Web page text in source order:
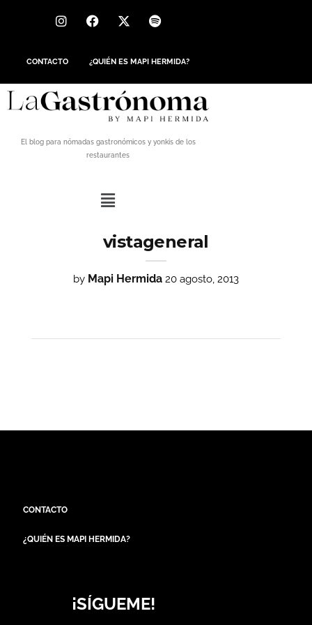
CONTACTO ¿QUIÉN ES MAPI HERMIDA?
El blog para nómadas gastronómicos y yonkis de los
restaurantes
vistageneral
by Mapi Hermida 20 agosto, 2013
CONTACTO
¿QUIÉN ES MAPI HERMIDA?
¡SÍGUEME!